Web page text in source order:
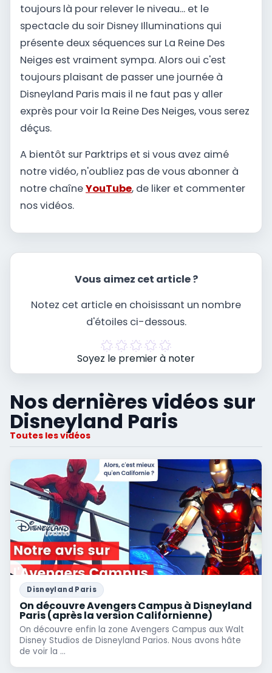
toujours là pour relever le niveau... et le
spectacle du soir Disney Illuminations qui
présente deux séquences sur La Reine Des
Neiges est vraiment sympa. Alors oui c'est
toujours plaisant de passer une journée à
Disneyland Paris mais il ne faut pas y aller
exprès pour voir la Reine Des Neiges, vous serez
déçus.
A bientôt sur Parktrips et si vous avez aimé
notre vidéo, n'oubliez pas de vous abonner à
notre chaîneYouTube, de liker et commenter
nos vidéos.
Vous aimez cet article ?
Notez cet article en choisissant un nombre
d'étoiles ci-dessous.
Soyez le premier à noter
Nos dernières vidéos sur
Disneyland Paris
Toutes les vidéos
Disneyland Paris
On découvre Avengers Campus à Disneyland
Paris (après la version Californienne)
On découvre enfin la zone Avengers Campus aux Walt
Disney Studios de Disneyland Parios. Nous avons hâte
de voir la ...